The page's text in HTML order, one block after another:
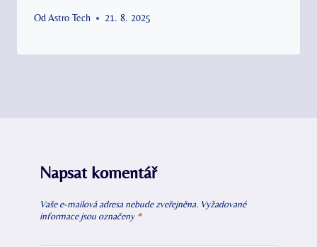
OdAstro Tech 21. 8. 2025
Napsat komentář
Vaše e-mailová adresa nebude zveřejněna. Vyžadované
informace jsou označeny *